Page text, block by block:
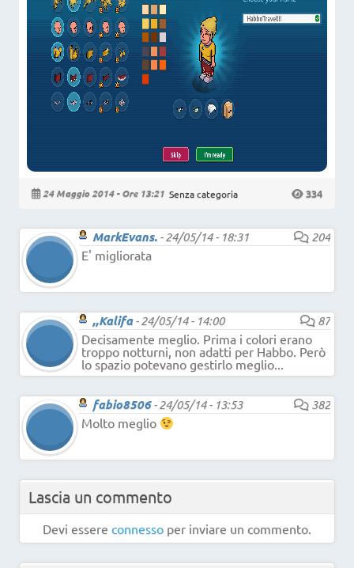
24 Maggio 2014 - Ore 13:21 Senza categoria 334
MarkEvans. -24/05/14 - 18:31
204
E' migliorata
,,Kalifa-24/05/14 - 14:00
87
Decisamente meglio. Prima i colori erano
troppo notturni, non adatti per Habbo. Però
lo spazio potevano gestirlo meglio...
fabio8506-24/05/14 - 13:53
382
Molto meglio
Lascia un commento
Devi essere connesso per inviare un commento.